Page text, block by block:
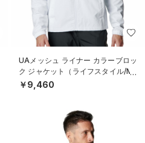
UAメッシュ ライナー カラーブロッ
ク ジャケット（ライフスタイル/ME
N）
￥9,460